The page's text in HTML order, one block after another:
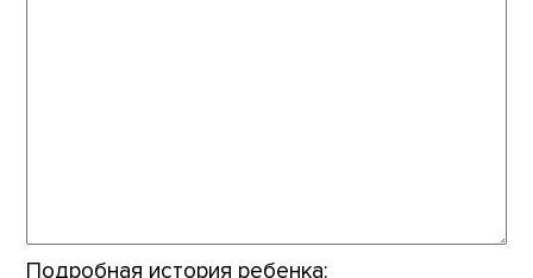
Подробная история ребенка: